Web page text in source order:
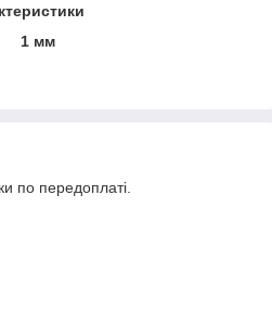
1 мм
по передоплаті.